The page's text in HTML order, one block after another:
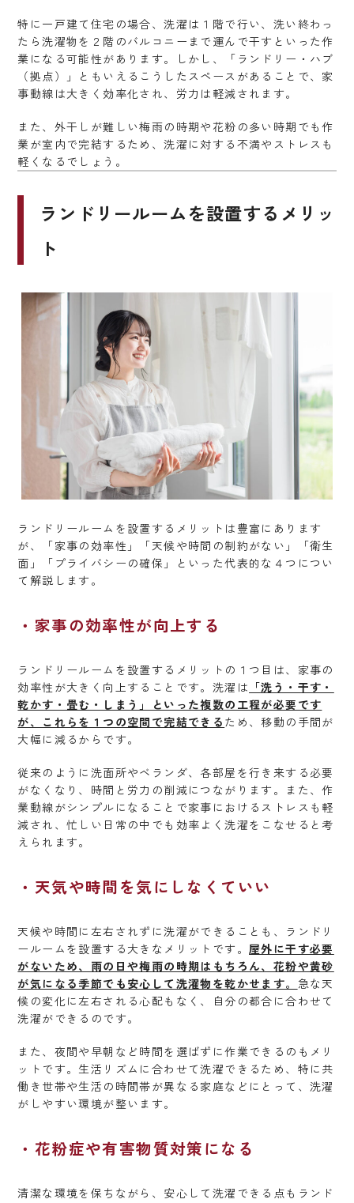
特に一戸建て住宅の場合、洗濯は１階で行い、洗い終わっ
たら洗濯物を２階のバルコニーまで運んで干すといった作
業になる可能性があります。しかし、「ランドリー・ハブ
（拠点）」ともいえるこうしたスペースがあることで、家
事動線は大きく効率化され、労力は軽減されます。
また、外干しが難しい梅雨の時期や花粉の多い時期でも作
業が室内で完結するため、洗濯に対する不満やストレスも
軽くなるでしょう。
ランドリールームを設置するメリッ
ト
ランドリールームを設置するメリットは豊富にあります
が、「家事の効率性」「天候や時間の制約がない」「衛生
面」「プライバシーの確保」といった代表的な４つについ
て解説します。
家事の効率性が向上する
ランドリールームを設置するメリットの１つ目は、家事の
効率性が大きく向上することです。洗濯は 「洗う・干す・
乾かす・畳む・しまう」といった複数の工程が必要です
が、これらを１つの空間で完結できる ため、移動の手間が
大幅に減るからです。
従来のように洗面所やベランダ、各部屋を行き来する必要
がなくなり、時間と労力の削減につながります。また、作
業動線がシンプルになることで家事におけるストレスも軽
減され、忙しい日常の中でも効率よく洗濯をこなせると考
えられます。
天気や時間を気にしなくていい
天候や時間に左右されずに洗濯ができることも、ランドリ
ールームを設置する大きなメリットです。屋外に干す必要
がないため、雨の日や梅雨の時期はもちろん、花粉や黄砂
が気になる季節でも安心して洗濯物を乾かせます。 急な天
候の変化に左右される心配もなく、自分の都合に合わせて
洗濯ができるのです。
また、夜間や早朝など時間を選ばずに作業できるのもメリ
ットです。生活リズムに合わせて洗濯できるため、特に共
働き世帯や生活の時間帯が異なる家庭などにとって、洗濯
がしやすい環境が整います。
花粉症や有害物質対策になる
清潔な環境を保ちながら、安心して洗濯できる点もランド